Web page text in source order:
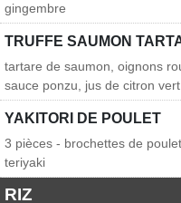
gingembre
TRUFFE SAUMON
tartare de saumon, oignons
sauce ponzu, jus de citron
YAKITORI DE POULET
3 pièces - brochettes de
teriyaki
RIZ